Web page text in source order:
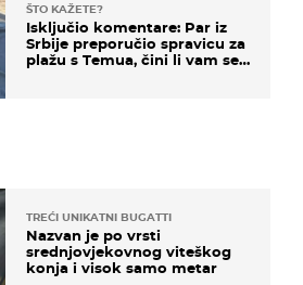
ŠTO KAŽETE?
Isključio komentare: Par iz
Srbije preporučio spravicu za
plažu s Temua, čini li vam se
TREĆI UNIKATNI BUGATTI
Nazvan je po vrsti
srednjovjekovnog viteškog
konja i visok samo metar